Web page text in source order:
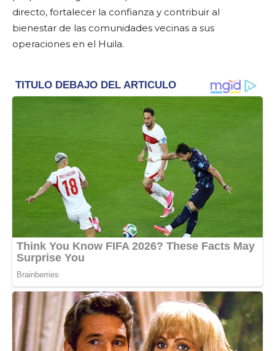
directo, fortalecer la confianza y contribuir al
bienestar de las comunidades vecinas a sus
operaciones en el Huila.